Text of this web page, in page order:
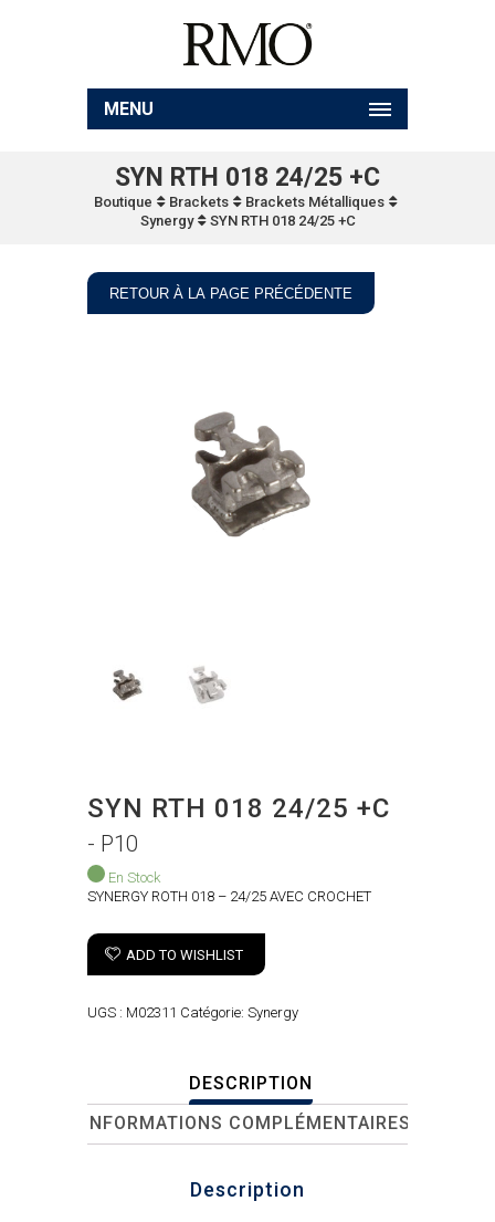
MENU
SYN RTH 018 24/25 +C
Boutique Brackets
Brackets Métalliques
Synergy
SYN RTH 018 24/25 +C
RETOUR À LA PAGE PRÉCÉDENTE
SYN RTH 018 24/25 +C
- P10
En Stock
SYNERGY ROTH 018 – 24/25 AVEC CROCHET
ADD TO WISHLIST
UGS : M02311 Catégorie: Synergy
DESCRIPTION
INFORMATIONS COMPLÉMENTAIRES
Description